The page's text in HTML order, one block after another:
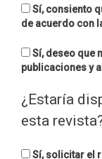
de acuerdo con
publicaciones y
¿Estaría
esta
Sí, solicitar el